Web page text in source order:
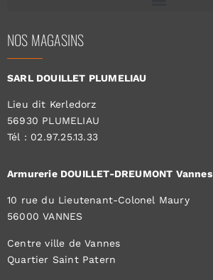
NOS MAGASINS
SARL DOUILLET PLUMELIAU
Lieu dit Kerledorz
56930 PLUMELIAU
Tél : 02.97.25.13.33
Armurerie DOUILLET-DREUMONT Vannes
10 rue du Lieutenant-Colonel Maury
56000 VANNES
Centre ville de Vannes
Quartier Saint Patern